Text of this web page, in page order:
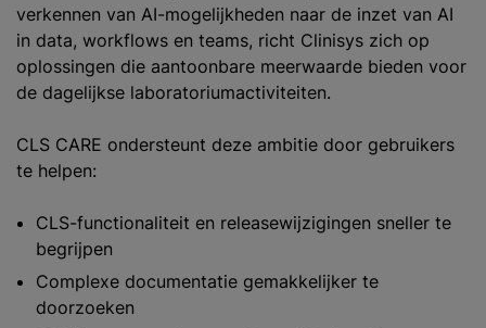
verkennen van AI-mogelijkheden naar de inzet van AI
in data, workflows en teams, richt Clinisys zich op
oplossingen die aantoonbare meerwaarde bieden voor
de dagelijkse laboratoriumactiviteiten.
CLS CARE ondersteunt deze ambitie door gebruikers
te helpen:
CLS-functionaliteit en releasewijzigingen sneller te
begrijpen
Complexe documentatie gemakkelijker te
doorzoeken